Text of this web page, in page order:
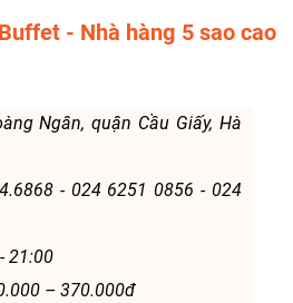
- Nhà hàng 5 sao cao
Ngân, quận Cầu Giấy, Hà
- 024 6251 0856 - 024
21:00
– 370.000đ